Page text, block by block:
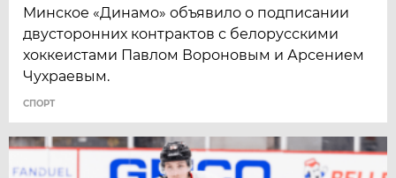
Минское «Динамо» объявило о подписании
двусторонних контрактов с белорусскими
хоккеистами Павлом Вороновым и Арсением
Чухраевым.
СПОРТ